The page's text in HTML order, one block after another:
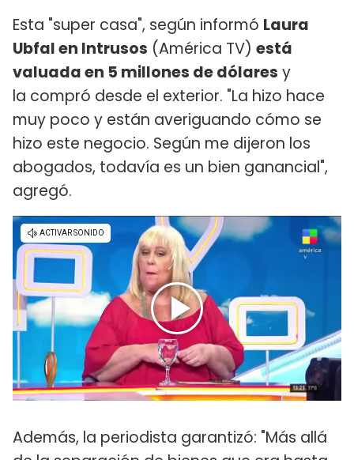
Esta "super casa", según informó Laura
Ubfal en Intrusos (América TV) está
valuada en 5 millones de dólares y
la compró desde el exterior. "La hizo hace
muy poco y están averiguando cómo se
hizo este negocio. Según me dijeron los
abogados, todavía es un bien ganancial",
agregó.
Además, la periodista garantizó: "Más allá